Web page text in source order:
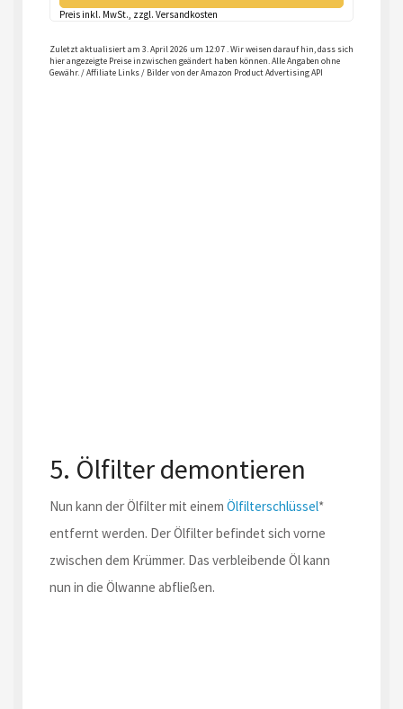
Preis inkl. MwSt., zzgl. Versandkosten
Zuletzt aktualisiert am 3. April 2026 um 12:07 . Wir weisen darauf hin, dass sich
hier angezeigte Preise inzwischen geändert haben können. Alle Angaben ohne
Gewähr. / Affiliate Links / Bilder von der Amazon Product Advertising API
5. Ölfilter demontieren
Nun kann der Ölfilter mit einem Ölfilterschlüssel*
entfernt werden. Der Ölfilter befindet sich vorne
zwischen dem Krümmer. Das verbleibende Öl kann
nun in die Ölwanne abfließen.